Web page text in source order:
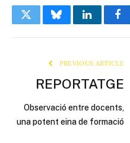
TwitterBlueskyLinkedIn
PREVIOUS ARTICLE
REPORTATGE
Observació entre docents,
una potent eina de formació